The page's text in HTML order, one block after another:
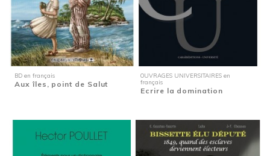
BD en français
Aux îles, point de Salut
OUVRAGES UNIVERSITAIRES en
français
Ecrire la domination